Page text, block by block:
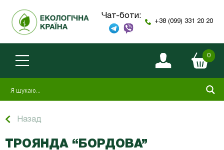
Чат-боти:
+38 (099) 331 20 20
0
Назад
ТРОЯНДА “БОРДОВА”